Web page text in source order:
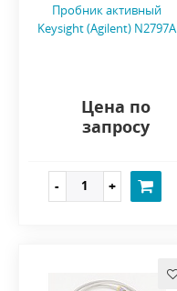
Пробник активный
Keysight (Agilent) N2797A
Цена по
запросу